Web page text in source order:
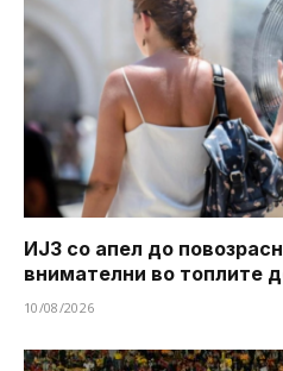
ИЈЗ со апел до
внимателни во топлите
10/08/2026